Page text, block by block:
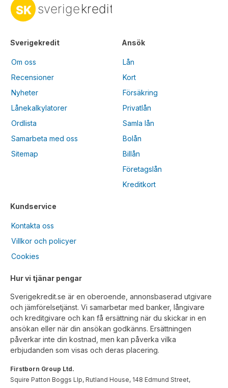
Sverigekredit
Om oss
Recensioner
Nyheter
Lånekalkylatorer
Ordlista
Samarbeta med oss
Sitemap
Kundservice
Kontakta oss
Villkor och policyer
Cookies
Ansök
Lån
Kort
Försäkring
Privatlån
Samla lån
Bolån
Billån
Företagslån
Kreditkort
Hur vi tjänar pengar
Sverigekredit.se är en oberoende, annonsbaserad utgivare
och jämförelsetjänst. Vi samarbetar med banker, långivare
och kreditgivare och kan få ersättning när du skickar in en
ansökan eller när din ansökan godkänns. Ersättningen
påverkar inte din kostnad, men kan påverka vilka
erbjudanden som visas och deras placering.
Firstborn Group Ltd.
Squire Patton Boggs Llp, Rutland House, 148 Edmund Street,